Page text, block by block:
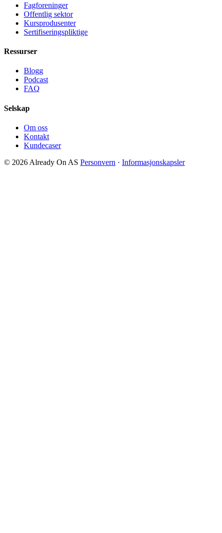
Fagforeninger
Offentlig sektor
Kursprodusenter
Sertifiseringspliktige
Ressurser
Blogg
Podcast
FAQ
Selskap
Om oss
Kontakt
Kundecaser
© 2026 Already On AS Personvern · Informasjonskapsler